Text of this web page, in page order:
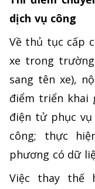
dịch vụ công
Về thủ tục cấp
xe trong
sang tên xe),
điểm triển khai
điện tử phục
công; thực
phương có dữ
Việc thay thế